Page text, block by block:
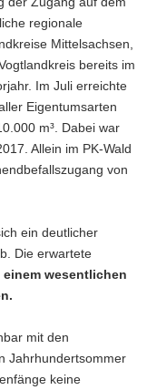
regionale
Mittelsachsen,
bereits im
Im Juli erreichte
Eigen­tumsarten
m³. Dabei war
Allein im PK-Wald
von
ein deutlicher
Die erwartete
wesentlichen
mit den
Jahrhundertsommer
keine